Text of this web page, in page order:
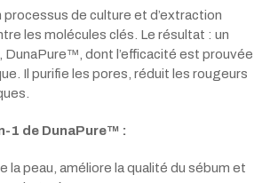
processus de culture et d’extraction
les molécules clés. Le résultat : un
DunaPure™, dont l’efficacité est prouvée
Il purifie les pores, réduit les rougeurs
1 de DunaPure™ :
la peau, améliore la qualité du sébum et